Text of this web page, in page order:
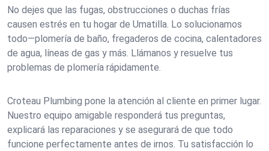
No dejes que las fugas, obstrucciones o duchas frías
causen estrés en tu hogar de Umatilla. Lo solucionamos
todo—plomería de baño, fregaderos de cocina, calentadores
de agua, líneas de gas y más. Llámanos y resuelve tus
problemas de plomería rápidamente.
Croteau Plumbing pone la atención al cliente en primer lugar.
Nuestro equipo amigable responderá tus preguntas,
explicará las reparaciones y se asegurará de que todo
funcione perfectamente antes de irnos. Tu satisfacción lo